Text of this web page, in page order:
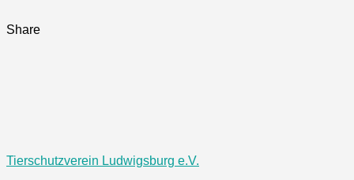
Share
Tierschutzverein Ludwigsburg e.V.